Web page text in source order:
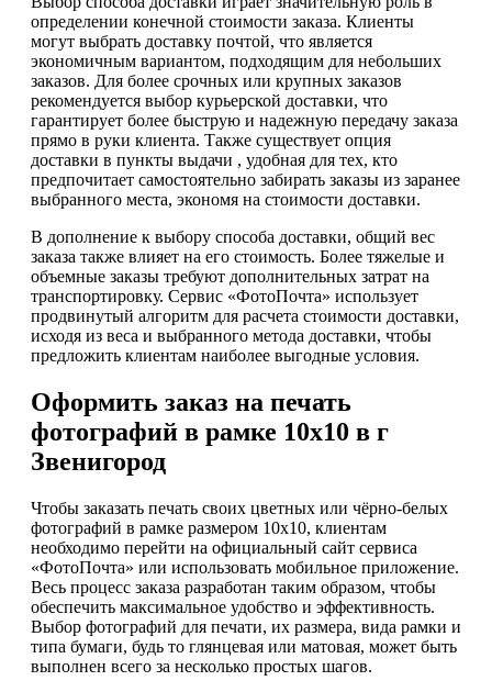
определении конечной стоимости заказа. Клиенты
могут выбрать доставку почтой, что является
экономичным вариантом, подходящим для небольших
заказов. Для более срочных или крупных заказов
рекомендуется выбор курьерской доставки, что
гарантирует более быструю и надежную передачу заказа
прямо в руки клиента. Также существует опция
доставки в пункты выдачи , удобная для тех, кто
предпочитает самостоятельно забирать заказы из заранее
выбранного места, экономя на стоимости доставки.
В дополнение к выбору способа доставки, общий вес
заказа также влияет на его стоимость. Более тяжелые и
объемные заказы требуют дополнительных затрат на
транспортировку. Сервис «ФотоПочта» использует
продвинутый алгоритм для расчета стоимости доставки,
исходя из веса и выбранного метода доставки, чтобы
предложить клиентам наиболее выгодные условия.
Оформить заказ на печать
фотографий в рамке 10х10 в г
Звенигород
Чтобы заказать печать своих цветных или чёрно-белых
фотографий в рамке размером 10х10, клиентам
необходимо перейти на официальный сайт сервиса
«ФотоПочта» или использовать мобильное приложение.
Весь процесс заказа разработан таким образом, чтобы
обеспечить максимальное удобство и эффективность.
Выбор фотографий для печати, их размера, вида рамки и
типа бумаги, будь то глянцевая или матовая, может быть
выполнен всего за несколько простых шагов.